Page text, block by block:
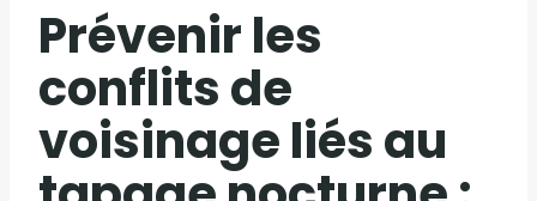
Prévenir les
conflits de
voisinage liés au